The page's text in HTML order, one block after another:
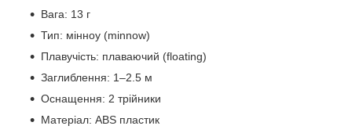
Вага: 13 г
Тип: мінноу (minnow)
Плавучість: плаваючий (floating)
Заглиблення: 1–2.5 м
Оснащення: 2 трійники
Матеріал: ABS пластик